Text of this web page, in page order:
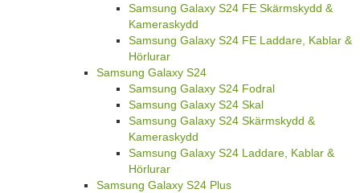
Samsung Galaxy S24 FE Skärmskydd &
Kameraskydd
Samsung Galaxy S24 FE Laddare, Kablar &
Hörlurar
Samsung Galaxy S24
Samsung Galaxy S24 Fodral
Samsung Galaxy S24 Skal
Samsung Galaxy S24 Skärmskydd &
Kameraskydd
Samsung Galaxy S24 Laddare, Kablar &
Hörlurar
Samsung Galaxy S24 Plus